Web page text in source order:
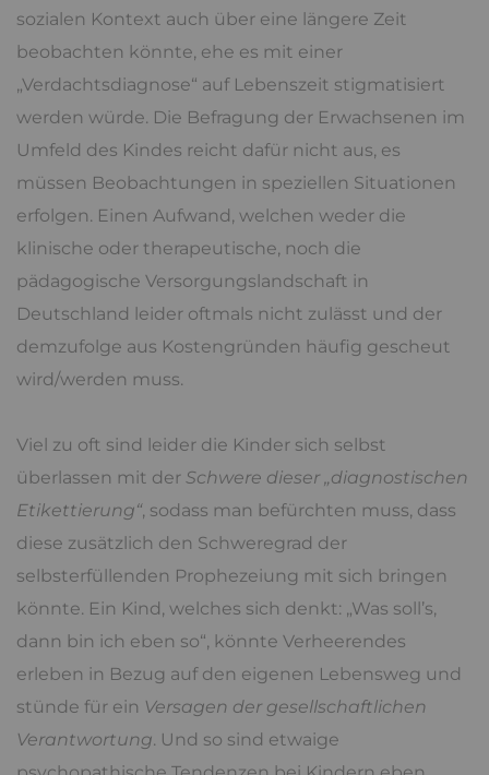
sozialen Kontext auch über eine längere Zeit
beobachten könnte, ehe es mit einer
„Verdachtsdiagnose“ auf Lebenszeit stigmatisiert
werden würde. Die Befragung der Erwachsenen im
Umfeld des Kindes reicht dafür nicht aus, es
müssen Beobachtungen in speziellen Situationen
erfolgen. Einen Aufwand, welchen weder die
klinische oder therapeutische, noch die
pädagogische Versorgungslandschaft in
Deutschland leider oftmals nicht zulässt und der
demzufolge aus Kostengründen häufig gescheut
wird/werden muss.
Viel zu oft sind leider die Kinder sich selbst
überlassen mit der Schwere dieser „diagnostischen
Etikettierung“, sodass man befürchten muss, dass
diese zusätzlich den Schweregrad der
selbsterfüllenden Prophezeiung mit sich bringen
könnte. Ein Kind, welches sich denkt: „Was soll’s,
dann bin ich eben so“, könnte Verheerendes
erleben in Bezug auf den eigenen Lebensweg und
stünde für ein Versagen der gesellschaftlichen
Verantwortung. Und so sind etwaige